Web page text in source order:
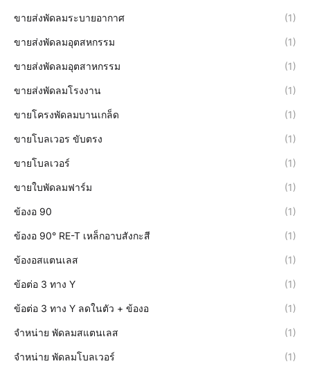
ขายส่งพัดลมระบายอากาศ (1)
ขายส่งพัดลมอุตสหกรรม (1)
ขายส่งพัดลมอุตสาหกรรม (1)
ขายส่งพัดลมโรงงาน (1)
ขายโครงพัดลมบานเกล็ด (1)
ขายโบลเวอร ขับตรง (1)
ขายโบลเวอร์ (1)
ขายใบพัดลมฟาร์ม (1)
ข้องอ 90 (1)
ข้องอ 90° RE-T เหล็กอาบสังกะสี (1)
ข้องอสแตนเลส (1)
ข้อต่อ 3 ทาง Y (1)
ข้อต่อ 3 ทาง Y ลดในตัว + ข้องอ (1)
จำหน่าย พัดลมสแตนเลส (1)
จำหน่าย พัดลมโบลเวอร์ (1)